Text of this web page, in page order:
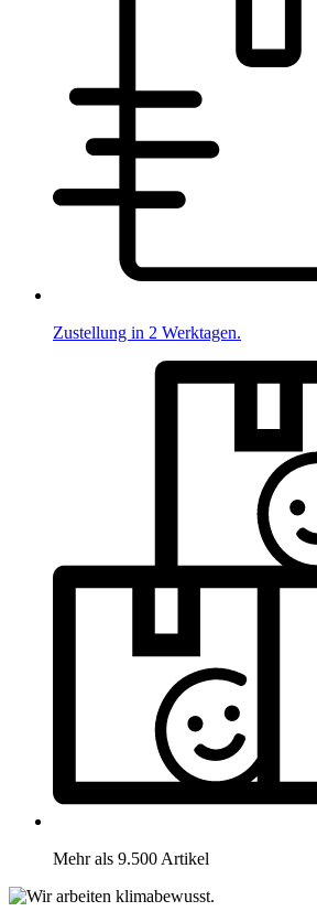
Zustellung in 2 Werktagen.
Mehr als 9.500 Artikel